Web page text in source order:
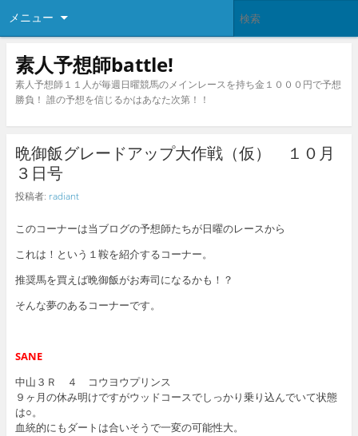
メニュー
素人予想師battle!
素人予想師１１人が毎週日曜競馬のメインレースを持ち金１０００円で予想
勝負！ 誰の予想を信じるかはあなた次第！！
晩御飯グレードアップ大作戦（仮） １０月
３日号
投稿者: radiant
このコーナーは当ブログの予想師たちが日曜のレースから
これは！という１鞍を紹介するコーナー。
推奨馬を買えば晩御飯がお寿司になるかも！？
そんな夢のあるコーナーです。
SANE
中山３Ｒ ４ コウヨウプリンス
９ヶ月の休み明けですがウッドコースでしっかり乗り込んでいて状態
は○。
血統的にもダートは合いそうで一変の可能性大。